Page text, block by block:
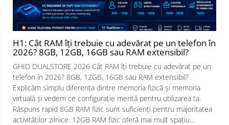
H1: Cât RAM îți trebuie cu adevărat pe un telefon în
2026? 8GB, 12GB, 16GB sau RAM extensibil?
GHID DUALSTORE 2026 Cât RAM îți trebuie cu adevărat pe un
telefon în 2026? 8GB, 12GB, 16GB sau RAM extensibil?
Explicăm simplu diferența dintre memoria fizică și memoria
virtuală și vedem ce configurație merită pentru utilizarea ta.
Răspuns rapid 8GB RAM fizic sunt suficienți pentru majoritatea
activităților zilnice. 12GB RAM fizic oferă mai mult spațiu...